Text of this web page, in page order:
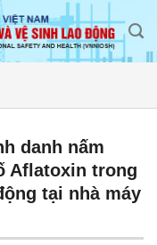
danh nấm
Aflatoxin trong
tại nhà máy